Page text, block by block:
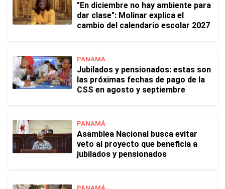
"En diciembre no hay ambiente para
dar clase": Molinar explica el
cambio del calendario escolar 2027
PANAMÁ
Jubilados y pensionados: estas son
las próximas fechas de pago de la
CSS en agosto y septiembre
PANAMÁ
Asamblea Nacional busca evitar
veto al proyecto que beneficia a
jubilados y pensionados